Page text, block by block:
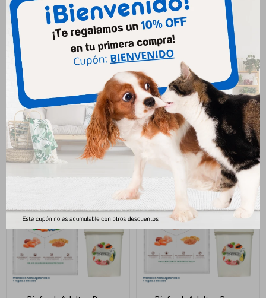
Hpm Adulto S&t Perro 7 Kg
$ 3.545 3.939
Biofresh Castrado Razas
Grandes 15 Kg
$4.720 5.250